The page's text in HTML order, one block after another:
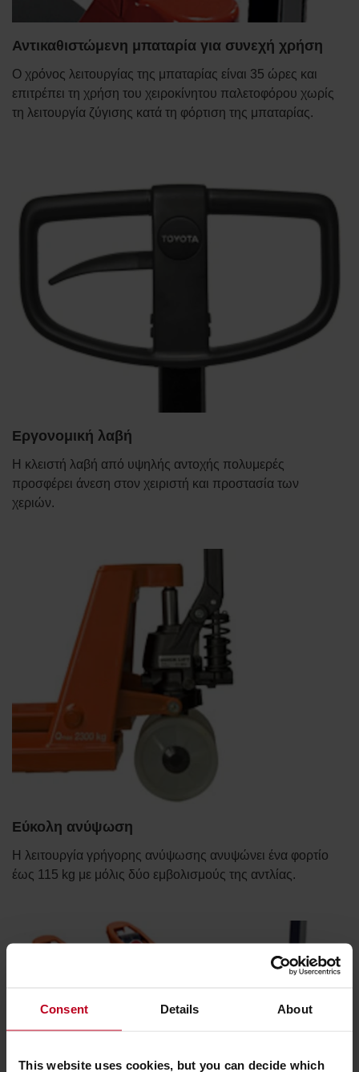
Consent Details About
This website uses cookies, but you can decide which
Αντικαθιστώμενη μπαταρία για συνεχή χρήση
Ο χρόνος λειτουργίας της μπαταρίας είναι 35 ώρες και
επιτρέπει τη χρήση του χειροκίνητου παλετοφόρου χωρίς
τη λειτουργία ζύγισης κατά τη φόρτιση της μπαταρίας.
Εργονομική λαβή
Η κλειστή λαβή από υψηλής αντοχής πολυμερές
προσφέρει άνεση στον χειριστή και προστασία των
χεριών.
Εύκολη ανύψωση
Η λειτουργία γρήγορης ανύψωσης ανυψώνει ένα φορτίο
έως 115 kg με μόλις δύο εμβολισμούς της αντλίας.